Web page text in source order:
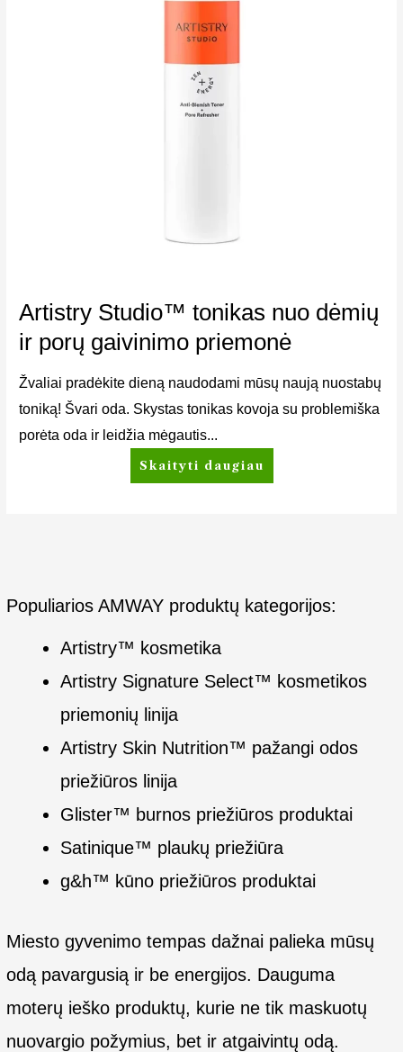
Artistry Studio™ tonikas nuo dėmių
ir porų gaivinimo priemonė
Žvaliai pradėkite dieną naudodami mūsų naują nuostabų
toniką! Švari oda. Skystas tonikas kovoja su problemiška
porėta oda ir leidžia mėgautis...
Skaityti daugiau
Populiarios AMWAY produktų kategorijos:
Artistry™ kosmetika
Artistry Signature Select™ kosmetikos
priemonių linija
Artistry Skin Nutrition™ pažangi odos
priežiūros linija
Glister™ burnos priežiūros produktai
Satinique™ plaukų priežiūra
g&h™ kūno priežiūros produktai
Miesto gyvenimo tempas dažnai palieka mūsų
odą pavargusią ir be energijos. Dauguma
moterų ieško produktų, kurie ne tik maskuotų
nuovargio požymius, bet ir atgaivintų odą.